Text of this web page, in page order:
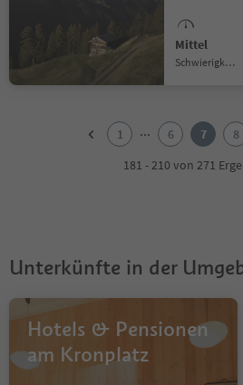
Mittel
Schwierigkeitsgrad
10
1 ... 6 7 8
181 - 210 von 271
Unterkünfte in der
Hotels & Pensionen
am Kronplatz